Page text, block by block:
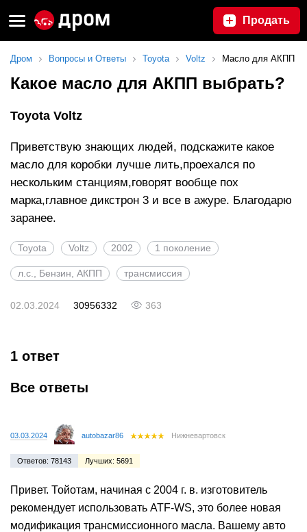
Продать
Дром Вопросы и Ответы Toyota Voltz Масло для АКПП
Какое масло для АКПП выбрать?
Toyota Voltz
Приветствую знающих людей, подскажите какое
масло для коробки лучше лить,проехался по
нескольким станциям,говорят вообще пох
марка,главное дикстрон 3 и все в ажуре. Благодарю
заранее.
Toyota Voltz 2002 1 поколение
л.с., Бензин, АКПП трансмиссия
02.03.2024 30956332 363
1 ответ
Все ответы
03.03.2024 autobazar86 Нижневартовск
Ответов: 78143 Лучших: 5691
Привет. Тойотам, начиная с 2004 г. в. изготовитель
рекомендует использовать ATF-WS, это более новая
модификация трансмиссионного масла. Вашему авто